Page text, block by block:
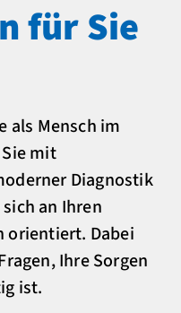
für Sie
als Mensch im
mit
Diagnostik
an Ihren
orientiert. Dabei
Ihre Sorgen
ist.